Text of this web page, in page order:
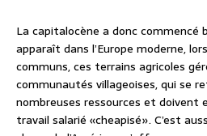
La capitalocène a donc commencé
apparaît dans l’Europe moderne,
communs, ces terrains agricoles
communautés villageoises, qui se
nombreuses ressources et doivent
travail salarié «cheapisé». C’est